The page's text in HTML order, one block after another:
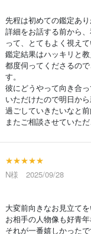
先程は初めての鑑定あり
詳細をお話する前から
って、とてもよく視え
鑑定結果はハッキリと
都度伺ってくださるの
す。
彼にどうやって向き合
いただけたので明日か
過ごしていきたいなと
またご相談させていた
★★★★★
N様 2025/09/28
大変前向きなお見立て
お相手の人物像も好青
それが一番嬉しかったで